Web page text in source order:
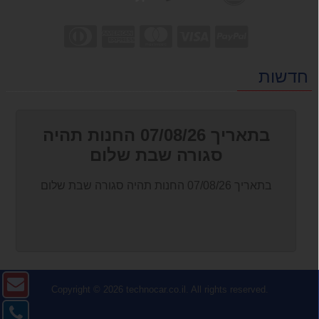
חדשות
בתאריך 07/08/26 החנות תהיה
סגורה שבת שלום
בתאריך 07/08/26 החנות תהיה סגורה שבת שלום
Copyright © 2026 technocar.co.il . All rights reserved.